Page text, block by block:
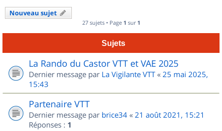
Nouveau sujet
27 sujets • Page 1 sur 1
Sujets
La Rando du Castor VTT et VAE 2025
Dernier message par La Vigilante VTT« 25 mai 2025,
15:43
Partenaire VTT
Dernier message par brice34 « 21 août 2021, 15:21
Réponses : 1